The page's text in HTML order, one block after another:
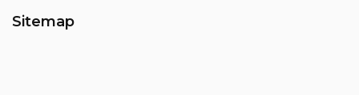
Sitemap